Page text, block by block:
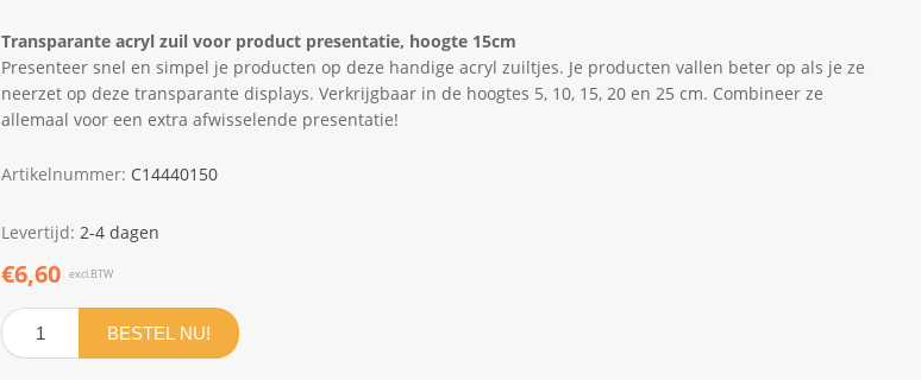
Transparante acryl zuil voor product presentatie, hoogte 15cm
Presenteer snel en simpel je producten op deze handige acryl zuiltjes. Je producten vallen beter op als je ze
neerzet op deze transparante displays. Verkrijgbaar in de hoogtes 5, 10, 15, 20 en 25 cm. Combineer ze
allemaal voor een extra afwisselende presentatie!
Artikelnummer: C14440150
Levertijd: 2-4 dagen
€6,60 excl.BTW
BESTEL NU!